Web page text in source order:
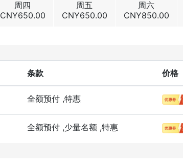
周四
CNY650.00
周五
CNY650.00
周六
CNY850.00
条款 价格
全额预付 ,特惠
全额预付 ,少量名额 ,特惠